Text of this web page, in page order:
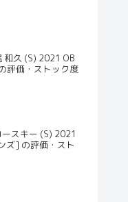
和久 (S) 2021 OB
評価・ストック度
ースキー (S) 2021
ズ] の評価・スト